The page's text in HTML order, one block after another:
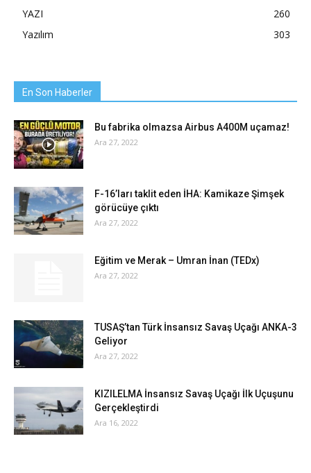
YAZI
260
Yazılım
303
En Son Haberler
Bu fabrika olmazsa Airbus A400M uçamaz!
Ara 27, 2022
F-16’ları taklit eden İHA: Kamikaze Şimşek
görücüye çıktı
Ara 27, 2022
Eğitim ve Merak – Umran İnan (TEDx)
Ara 27, 2022
TUSAŞ’tan Türk İnsansız Savaş Uçağı ANKA-3
Geliyor
Ara 27, 2022
KIZILELMA İnsansız Savaş Uçağı İlk Uçuşunu
Gerçekleştirdi
Ara 16, 2022